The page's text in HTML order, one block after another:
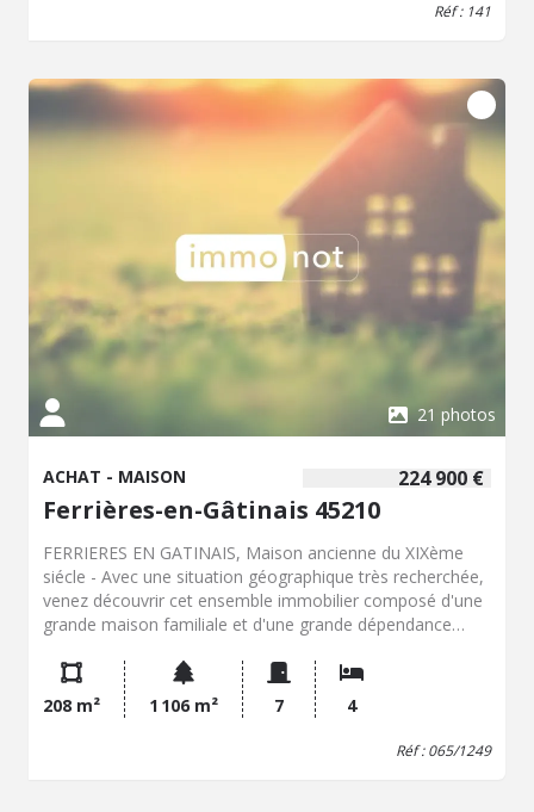
Réf : 141
21 photos
224 900 €
ACHAT - MAISON
Ferrières-en-Gâtinais 45210
FERRIERES EN GATINAIS, Maison ancienne du XIXème
siécle - Avec une situation géographique très recherchée,
venez découvrir cet ensemble immobilier composé d'une
grande maison familiale et d'une grande dépendance
accueillir une activité professionnelle. Ce bien possède
possède beaucoup de charme et de cachet grâce à la
présence de matériaux nobles comme la pierre, le bois
mais aussi à la présence d'un magnifique escalier. La
208 m² 1 106 m² 7 4
Réf : 065/1249